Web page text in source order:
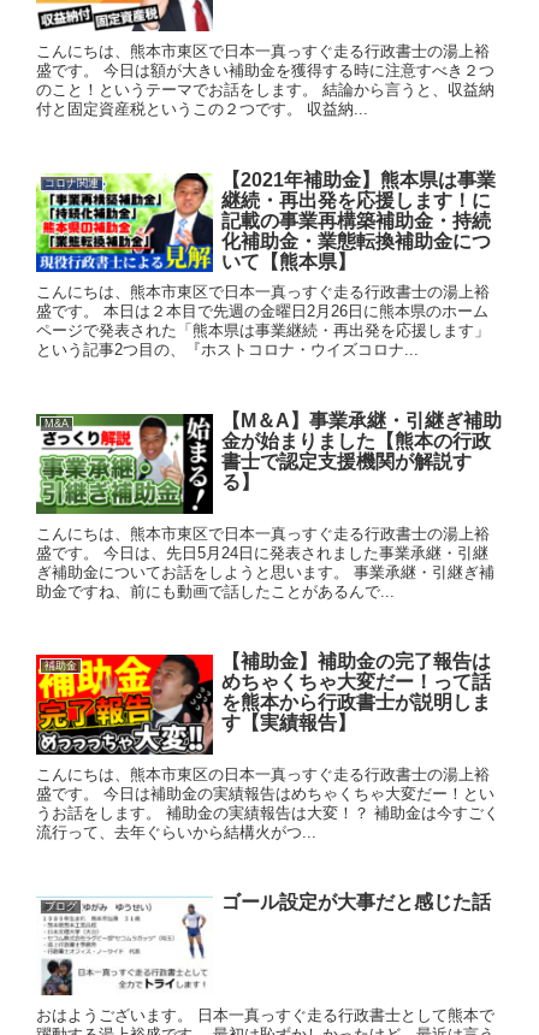
こんにちは、熊本市東区で日本一真っすぐ走る行政書士の湯上裕
盛です。 今日は額が大きい補助金を獲得する時に注意すべき２つ
のこと！というテーマでお話をします。 結論から言うと、収益納
付と固定資産税というこの２つです。 収益納...
コロナ関連
【2021年補助金】熊本県は事業
継続・再出発を応援します！に
記載の事業再構築補助金・持続
化補助金・業態転換補助金につ
いて【熊本県】
こんにちは、熊本市東区で日本一真っすぐ走る行政書士の湯上裕
盛です。 本日は２本目で先週の金曜日2月26日に熊本県のホーム
ページで発表された「熊本県は事業継続・再出発を応援します」
という記事2つ目の、『ホストコロナ・ウイズコロナ...
M&A
【M＆A】事業承継・引継ぎ補助
金が始まりました【熊本の行政
書士で認定支援機関が解説す
る】
こんにちは、熊本市東区で日本一真っすぐ走る行政書士の湯上裕
盛です。 今日は、先日5月24日に発表されました事業承継・引継
ぎ補助金についてお話をしようと思います。 事業承継・引継ぎ補
助金ですね、前にも動画で話したことがあるんで...
補助金
【補助金】補助金の完了報告は
めちゃくちゃ大変だー！って話
を熊本から行政書士が説明しま
す【実績報告】
こんにちは、熊本市東区の日本一真っすぐ走る行政書士の湯上裕
盛です。 今日は補助金の実績報告はめちゃくちゃ大変だー！とい
うお話をします。 補助金の実績報告は大変！？ 補助金は今すごく
流行って、去年ぐらいから結構火がつ...
ブログ ゴール設定が大事だと感じた話
おはようございます。 日本一真っすぐ走る行政書士として熊本で